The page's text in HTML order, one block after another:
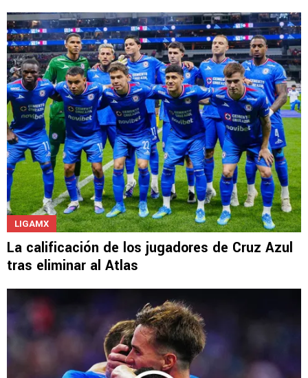
LIGAMX
La calificación de los jugadores de Cruz Azul
tras eliminar al Atlas